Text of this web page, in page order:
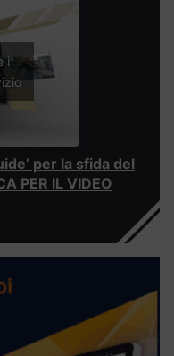
i
per la sfida del
PER IL VIDEO